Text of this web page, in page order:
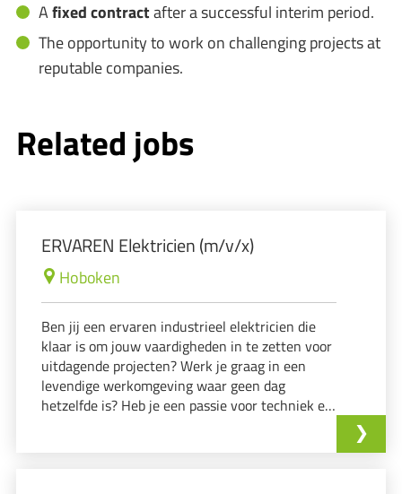
Afixed contractafter a successful interim period.
The opportunity to work on challenging projects at
reputable companies.
Related jobs
ERVAREN Elektricien (m/v/x)
Hoboken
Ben jij een ervaren industrieel elektricien die
klaar is om jouw vaardigheden in te zetten voor
uitdagende projecten? Werk je graag in een
levendige werkomgeving waar geen dag
hetzelfde is? Heb je een passie voor techniek en